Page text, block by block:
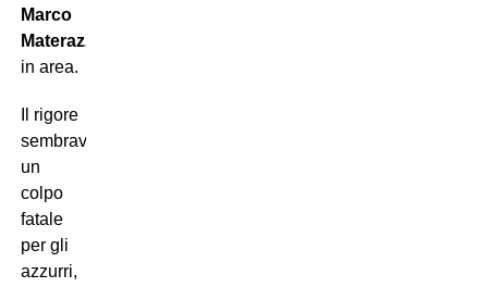
Marco
Materazzi
in area.
Il rigore
sembrava
un
colpo
fatale
per gli
azzurri,